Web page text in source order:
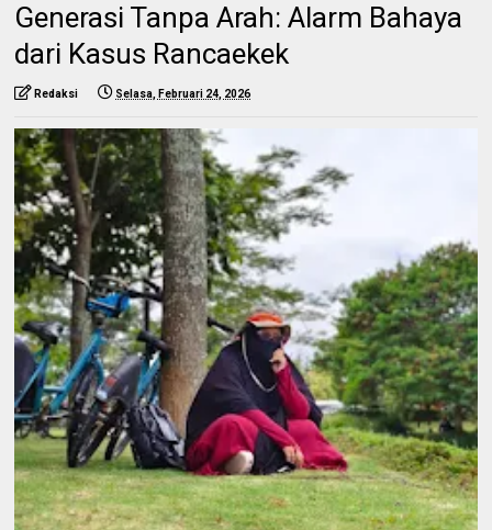
Generasi Tanpa Arah: Alarm Bahaya
dari Kasus Rancaekek
Redaksi Selasa, Februari 24, 2026